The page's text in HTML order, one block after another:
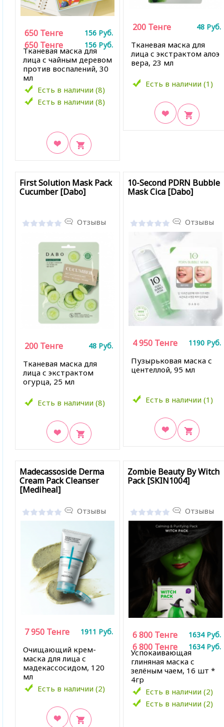
Тканевая маска для
лица с чайным деревом
против воспалений, 30
мл
Есть в наличии (8)
650 Тенге 156 Руб.
Есть в наличии (8)
650 Тенге 156 Руб.
Тканевая маска для
лица с экстрактом алоэ
вера, 23 мл
Есть в наличии (1)
200 Тенге 48 Руб.
First Solution Mask Pack
Cucumber [Dabo]
Отзывы
Тканевая маска для
лица с экстрактом
огурца, 25 мл
Есть в наличии (8)
200 Тенге 48 Руб.
10-Second PDRN Bubble
Mask Cica [Dabo]
Отзывы
Пузырьковая маска с
центеллой, 95 мл
Есть в наличии (1)
4 950 Тенге 1190 Руб.
Madecassoside Derma
Cream Pack Cleanser
[Mediheal]
Отзывы
Очищающий крем-
маска для лица с
мадекассосидом, 120
мл
Есть в наличии (2)
7 950 Тенге 1911 Руб.
Zombie Beauty By Witch
Pack [SKIN1004]
Отзывы
Успокаивающая
глиняная маска с
зелёным чаем, 16 шт *
4гр
Есть в наличии (2)
6 800 Тенге 1634 Руб.
Есть в наличии (2)
6 800 Тенге 1634 Руб.